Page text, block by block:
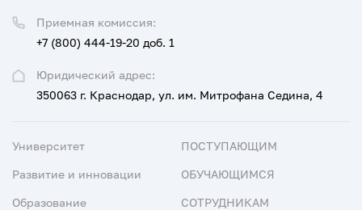
Юридический адрес:
350063 г. Краснодар, ул. им. Митрофана Седина, 4
Приемная комиссия:
+7 (800) 444-19-20 доб. 1
Университет
Развитие и инновации
Образование
ПОСТУПАЮЩИМ
ОБУЧАЮЩИМСЯ
СОТРУДНИКАМ